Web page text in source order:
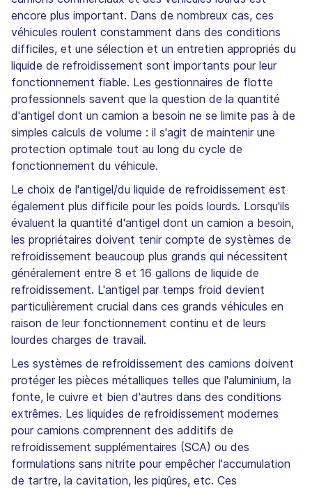
encore plus important. Dans de nombreux cas, ces
véhicules roulent constamment dans des conditions
difficiles, et une sélection et un entretien appropriés du
liquide de refroidissement sont importants pour leur
fonctionnement fiable. Les gestionnaires de flotte
professionnels savent que la question de la quantité
d'antigel dont un camion a besoin ne se limite pas à de
simples calculs de volume : il s'agit de maintenir une
protection optimale tout au long du cycle de
fonctionnement du véhicule.
Le choix de l'antigel/du liquide de refroidissement est
également plus difficile pour les poids lourds. Lorsqu'ils
évaluent la quantité d'antigel dont un camion a besoin,
les propriétaires doivent tenir compte de systèmes de
refroidissement beaucoup plus grands qui nécessitent
généralement entre 8 et 16 gallons de liquide de
refroidissement. L'antigel par temps froid devient
particulièrement crucial dans ces grands véhicules en
raison de leur fonctionnement continu et de leurs
lourdes charges de travail.
Les systèmes de refroidissement des camions doivent
protéger les pièces métalliques telles que l'aluminium, la
fonte, le cuivre et bien d'autres dans des conditions
extrêmes. Les liquides de refroidissement modernes
pour camions comprennent des additifs de
refroidissement supplémentaires (SCA) ou des
formulations sans nitrite pour empêcher l'accumulation
de tartre, la cavitation, les piqûres, etc. Ces